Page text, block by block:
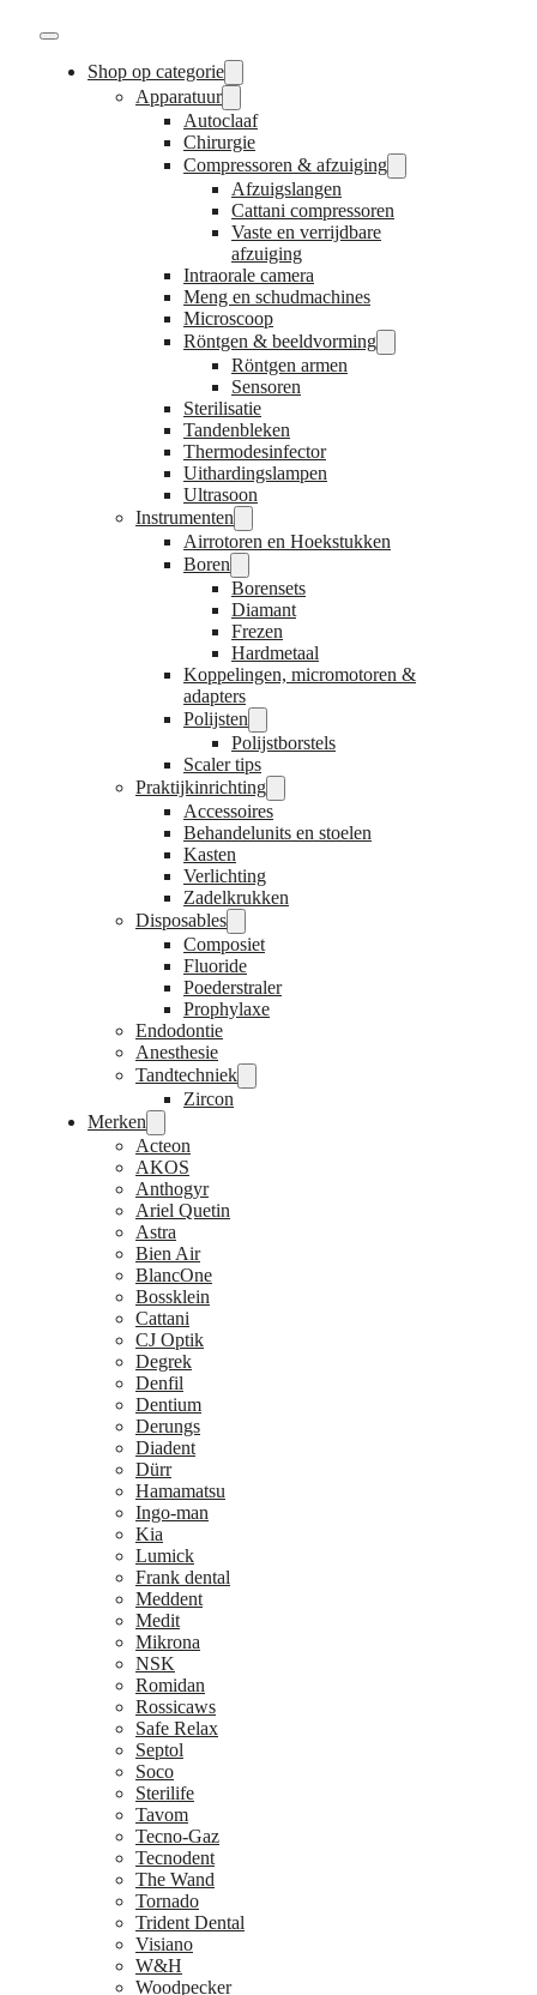
Shop op categorie
Apparatuur
Autoclaaf
Chirurgie
Compressoren & afzuiging
Afzuigslangen
Cattani compressoren
Vaste en verrijdbare
afzuiging
Intraorale camera
Meng en schudmachines
Microscoop
Röntgen & beeldvorming
Röntgen armen
Sensoren
Sterilisatie
Tandenbleken
Thermodesinfector
Uithardingslampen
Ultrasoon
Instrumenten
Airrotoren en Hoekstukken
Boren
Borensets
Diamant
Frezen
Hardmetaal
Koppelingen, micromotoren &
adapters
Polijsten
Polijstborstels
Scaler tips
Praktijkinrichting
Accessoires
Behandelunits en stoelen
Kasten
Verlichting
Zadelkrukken
Disposables
Composiet
Fluoride
Poederstraler
Prophylaxe
Endodontie
Anesthesie
Tandtechniek
Zircon
Merken
Acteon
AKOS
Anthogyr
Ariel Quetin
Astra
Bien Air
BlancOne
Bossklein
Cattani
CJ Optik
Degrek
Denfil
Dentium
Derungs
Diadent
Dürr
Hamamatsu
Ingo-man
Kia
Lumick
Frank dental
Meddent
Medit
Mikrona
NSK
Romidan
Rossicaws
Safe Relax
Septol
Soco
Sterilife
Tavom
Tecno-Gaz
Tecnodent
The Wand
Tornado
Trident Dental
Visiano
W&H
Woodpecker